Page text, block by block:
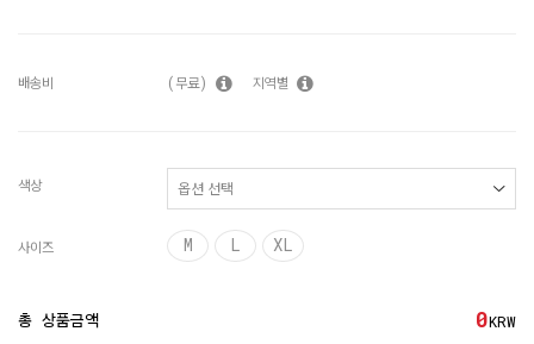
배송비 (무료) 지역별
색상
사이즈 M L XL
총 상품금액 0KRW